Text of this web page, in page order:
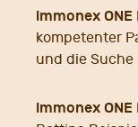
immonex ONE
kompetenter
und die
immonex ONE